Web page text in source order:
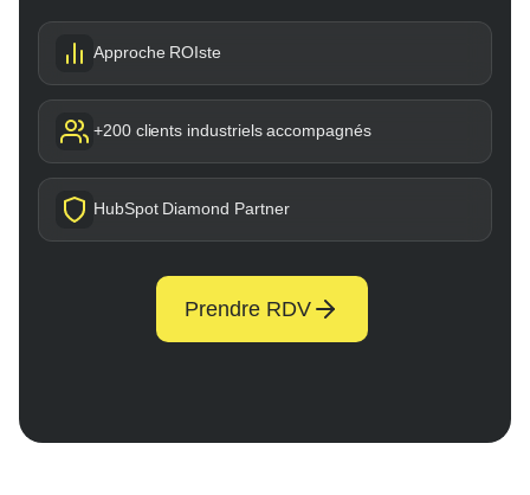
Approche ROIste
+200 clients industriels accompagnés
HubSpot Diamond Partner
Prendre RDV